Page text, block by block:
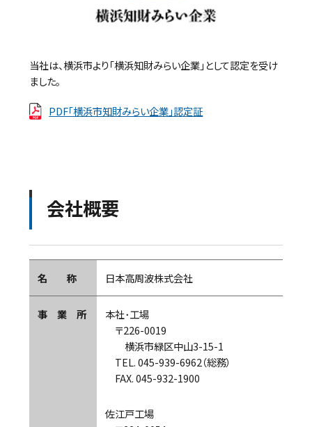
当社は、横浜市より「横浜知財みらい企業」として認定を受け
ました。
PDF「横浜市知財みらい企業」認定証
会社概要
名 称 日本高周波株式会社
事 業 所
本社･工場
〒226-0019
横浜市緑区中山3-15-1
TEL. 045-939-6962（総務）
FAX. 045-932-1900
佐江戸工場